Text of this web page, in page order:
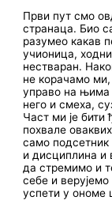
Први пут смо
странаца. Био
разумео какав
учионица,
нестваран.
не корачамо
управо на њима
него и смеха,
Част ми је бити
похвале
само подсетник
и дисциплина и
да стремимо и
себе и
успети у ономе